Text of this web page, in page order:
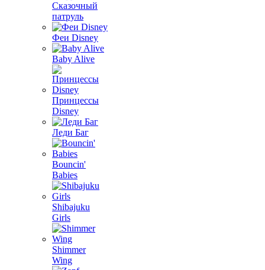
Сказочный
патруль
Феи Disney
Baby Alive
Принцессы
Disney
Леди Баг
Bouncin'
Babies
Shibajuku
Girls
Shimmer
Wing